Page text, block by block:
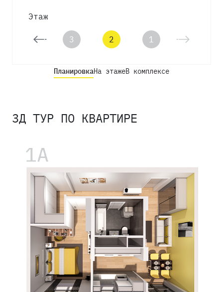
Этаж
4 3 2 1
ПланировкаНа этажеВ комплексе
3Д ТУР ПО КВАРТИРЕ